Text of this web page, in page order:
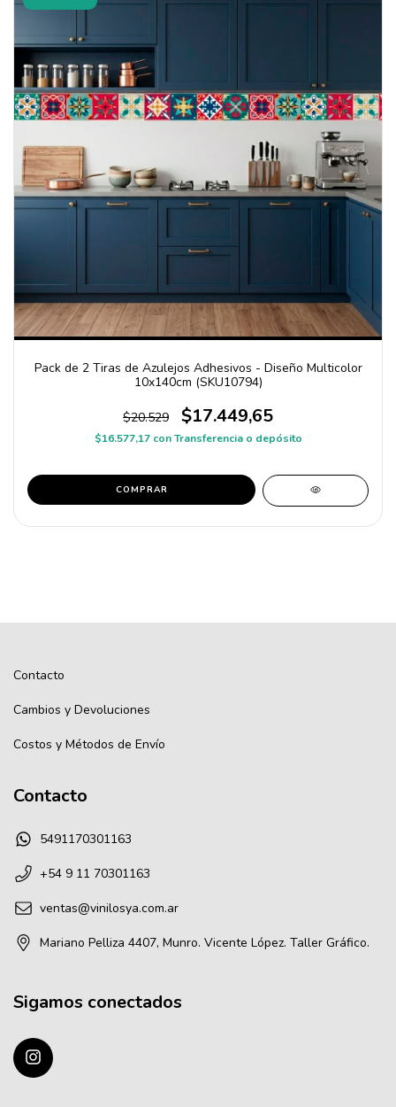
Pack de 2 Tiras de Azulejos Adhesivos - Diseño Multicolor
10x140cm (SKU10794)
$20.529 $17.449,65
$16.577,17 con Transferencia o depósito
COMPRAR
Contacto
Cambios y Devoluciones
Costos y Métodos de Envío
Contacto
5491170301163
+54 9 11 70301163
ventas@vinilosya.com.ar
Mariano Pelliza 4407, Munro. Vicente López. Taller Gráfico.
Sigamos conectados